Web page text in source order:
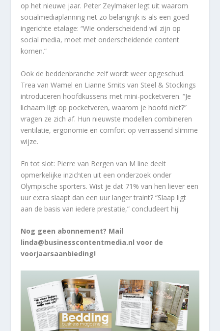
op het nieuwe jaar. Peter Zeylmaker legt uit waarom
socialmediaplanning net zo belangrijk is als een goed
ingerichte etalage: “Wie onderscheidend wil zijn op
social media, moet met onderscheidende content
komen.”
Ook de beddenbranche zelf wordt weer opgeschud.
Trea van Wamel en Lianne Smits van Steel & Stockings
introduceren hoofdkussens met mini-pocketveren. “Je
lichaam ligt op pocketveren, waarom je hoofd niet?”
vragen ze zich af. Hun nieuwste modellen combineren
ventilatie, ergonomie en comfort op verrassend slimme
wijze.
En tot slot: Pierre van Bergen van M line deelt
opmerkelijke inzichten uit een onderzoek onder
Olympische sporters. Wist je dat 71% van hen liever een
uur extra slaapt dan een uur langer traint? “Slaap ligt
aan de basis van iedere prestatie,” concludeert hij.
Nog geen abonnement? Mail
linda@businesscontentmedia.nl voor de
voorjaarsaanbieding!